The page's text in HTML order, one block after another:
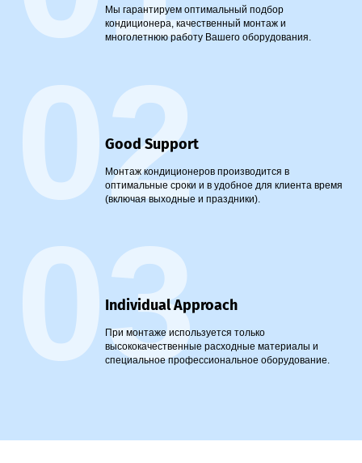
Мы гарантируем оптимальный подбор
кондиционера, качественный монтаж и
многолетнюю работу Вашего оборудования.
Good Support
Монтаж кондиционеров производится в
оптимальные сроки и в удобное для клиента время
(включая выходные и праздники).
02
Individual Approach
При монтаже используется только
высококачественные расходные материалы и
специальное профессиональное оборудование.
03